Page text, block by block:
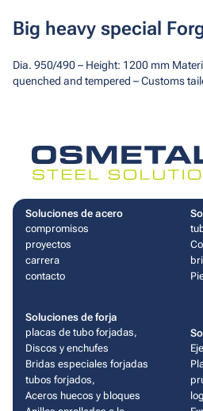
Big heavy special
Dia. 950/490 – Height: 1200 mm
quenched and tempered – Customs
Soluciones de acero
compromisos
proyectos
carrera
contacto
Soluciones de forja
placas de tubo forjadas,
Discos y enchufes
Bridas especiales forjadas
tubos forjados,
Aceros huecos y bloques